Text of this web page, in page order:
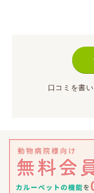
口コミを書